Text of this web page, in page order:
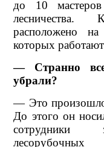
до 10
лесничества.
расположено
которых
— Странно
убрали?
— Это
До этого он
сотрудники